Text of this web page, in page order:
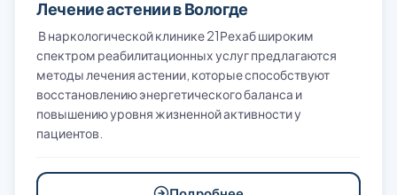
Лечение астении в Вологде
В наркологической клинике 21Рехаб широким
спектром реабилитационных услуг предлагаются
методы лечения астении, которые способствуют
восстановлению энергетического баланса и
повышению уровня жизненной активности у
пациентов.